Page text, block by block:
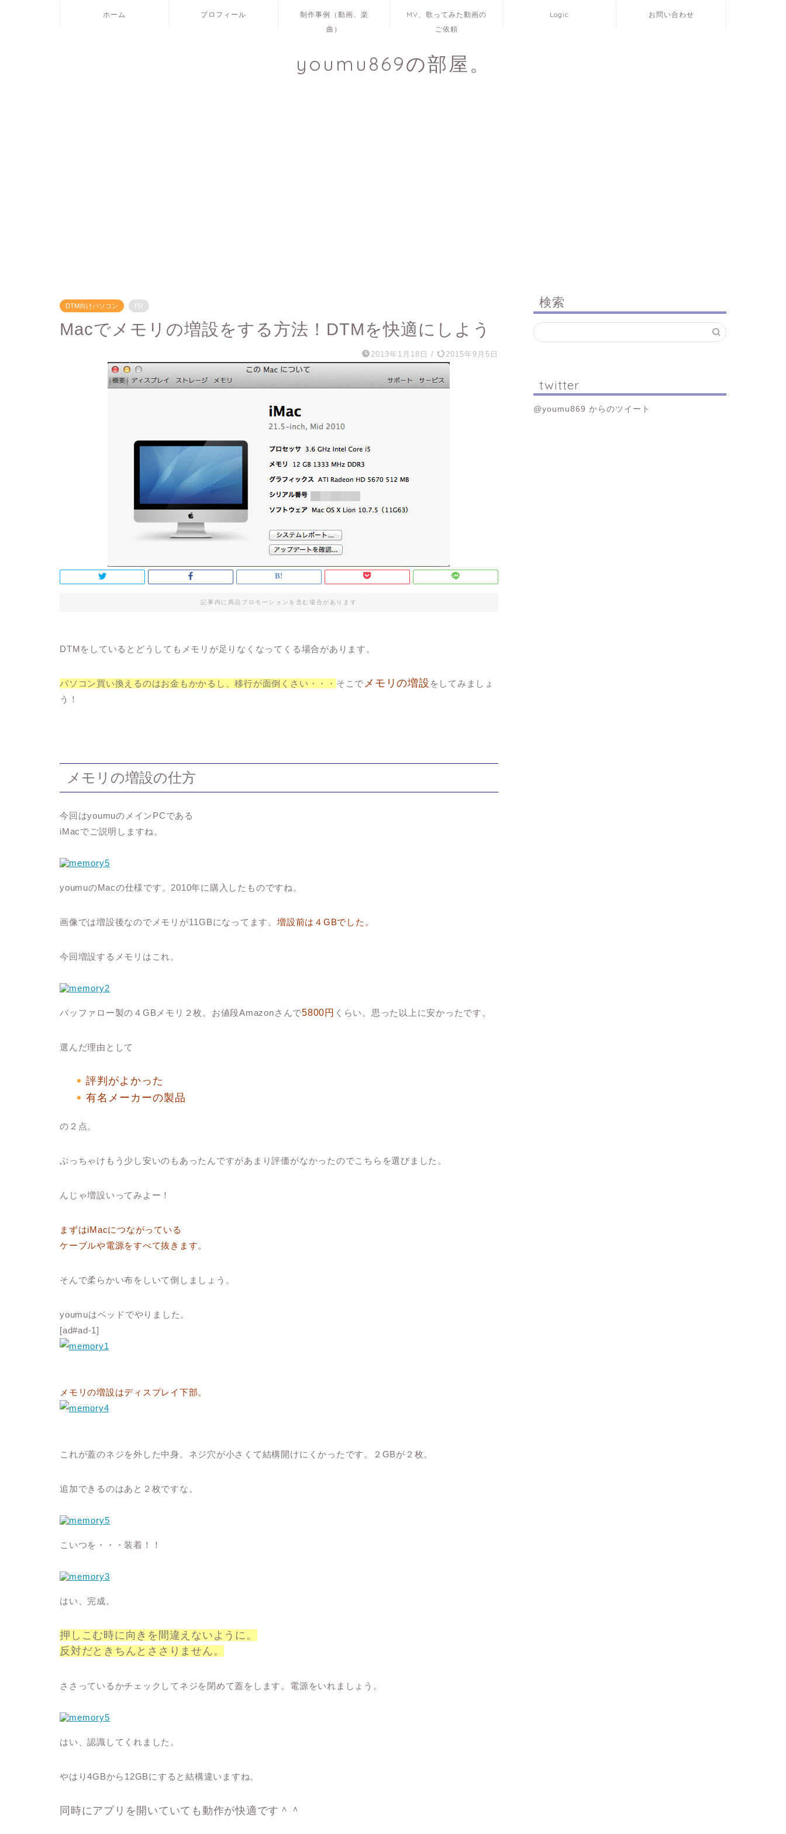
ホーム プロフィール
制作事例（動画、楽
曲）
MV、歌ってみた動画の
ご依頼
Logic お問い合わせ
youmu869の部屋。
DTM向けパソコン PR
Macでメモリの増設をする方法！DTMを快適にしよう
2013年1月18日 / 2015年9月5日
記事内に商品プロモーションを含む場合があります
DTMをしているとどうしてもメモリが足りなくなってくる場合があります。
パソコン買い換えるのはお金もかかるし、移行が面倒くさい・・・ そこでメモリの増設 をしてみましょ
う！
メモリの増設の仕方
今回はyoumuのメインPCである
iMacでご説明しますね。
youmuのMacの仕様です。2010年に購入したものですね。
画像では増設後なのでメモリが11GBになってます。増設前は４GBでした。
今回増設するメモリはこれ。
バッファロー製の４GBメモリ２枚。お値段Amazonさんで5800円 くらい。思った以上に安かったです。
選んだ理由として
評判がよかった
有名メーカーの製品
の２点。
ぶっちゃけもう少し安いのもあったんですがあまり評価がなかったのでこちらを選びました。
んじゃ増設いってみよー！
まずはiMacにつながっている
ケーブルや電源をすべて抜きます。
そんで柔らかい布をしいて倒しましょう。
youmuはベッドでやりました。
[ad#ad-1]
メモリの増設はディスプレイ下部。
これが蓋のネジを外した中身。ネジ穴が小さくて結構開けにくかったです。２GBが２枚。
追加できるのはあと２枚ですな。
こいつを・・・装着！！
はい、完成。
押しこむ時に向きを間違えないように。
反対だときちんとささりません。
ささっているかチェックしてネジを閉めて蓋をします。電源をいれましょう。
はい、認識してくれました。
やはり4GBから12GBにすると結構違いますね。
同時にアプリを開いていても 動作が快適です＾＾
検索
twitter
@youmu869 からのツイート